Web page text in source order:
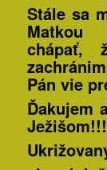
Stále sa
Matkou
chápať,
Pán vie
Ďakujem